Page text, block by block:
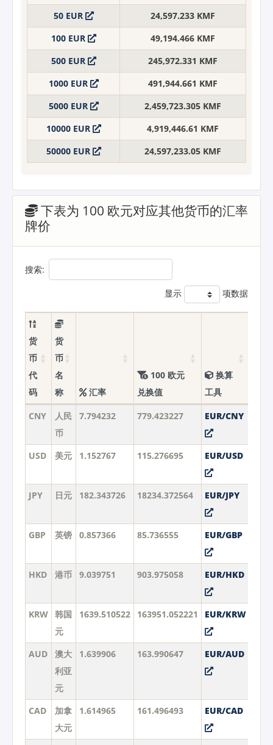
50 EUR
24,597.233 KMF
100 EUR
49,194.466 KMF
500 EUR
245,972.331 KMF
1000 EUR
491,944.661 KMF
5000 EUR
2,459,723.305 KMF
10000 EUR
4,919,446.61 KMF
50000 EUR
24,597,233.05 KMF
下表为 100 欧元对应其他货币的汇率
牌价
搜索:
显示 项数据
货
币
代
码
货
币
名
称
汇率
100 欧元
兑换值
换算
工具
CNY
人民
币
7.794232 779.423227 EUR/CNY
USD 美元 1.152767 115.276695 EUR/USD
JPY 日元 182.343726 18234.372564 EUR/JPY
GBP 英镑 0.857366 85.736555 EUR/GBP
HKD 港币 9.039751 903.975058 EUR/HKD
KRW 韩国
元
1639.510522 163951.052221 EUR/KRW
AUD
澳大
利亚
元
1.639906 163.990647 EUR/AUD
CAD
加拿
大元
1.614965 161.496493 EUR/CAD